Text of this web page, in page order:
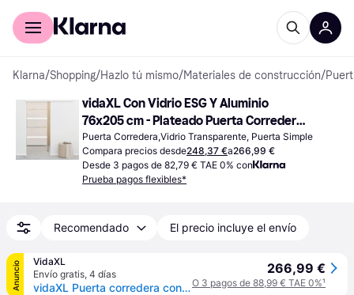
Comprar con Klarna
Klarna/Shopping/Hazlo tú mismo/Materiales de construcción/
vidaXL Con Vidrio ESG Y Aluminio
76x205 cm - Plateado Puerta Corredera
Vidrio Transparente (x)
Puerta Corredera,Vidrio Transparente, Puerta Simple
Compara precios desde248,37 €a266,99 €
Desde 3 pagos de 82,79 € TAE 0% con
Prueba pagos flexibles*
Recomendado El precio incluye el envío
Anuncio
VidaXL
Envío gratis, 4 días
vidaXL Puerta corredera con tope suave vidrio ESG y aluminio 76x205 cm - Plateado
266,99 €
O 3 pagos de 88,99 € TAE 0%¹